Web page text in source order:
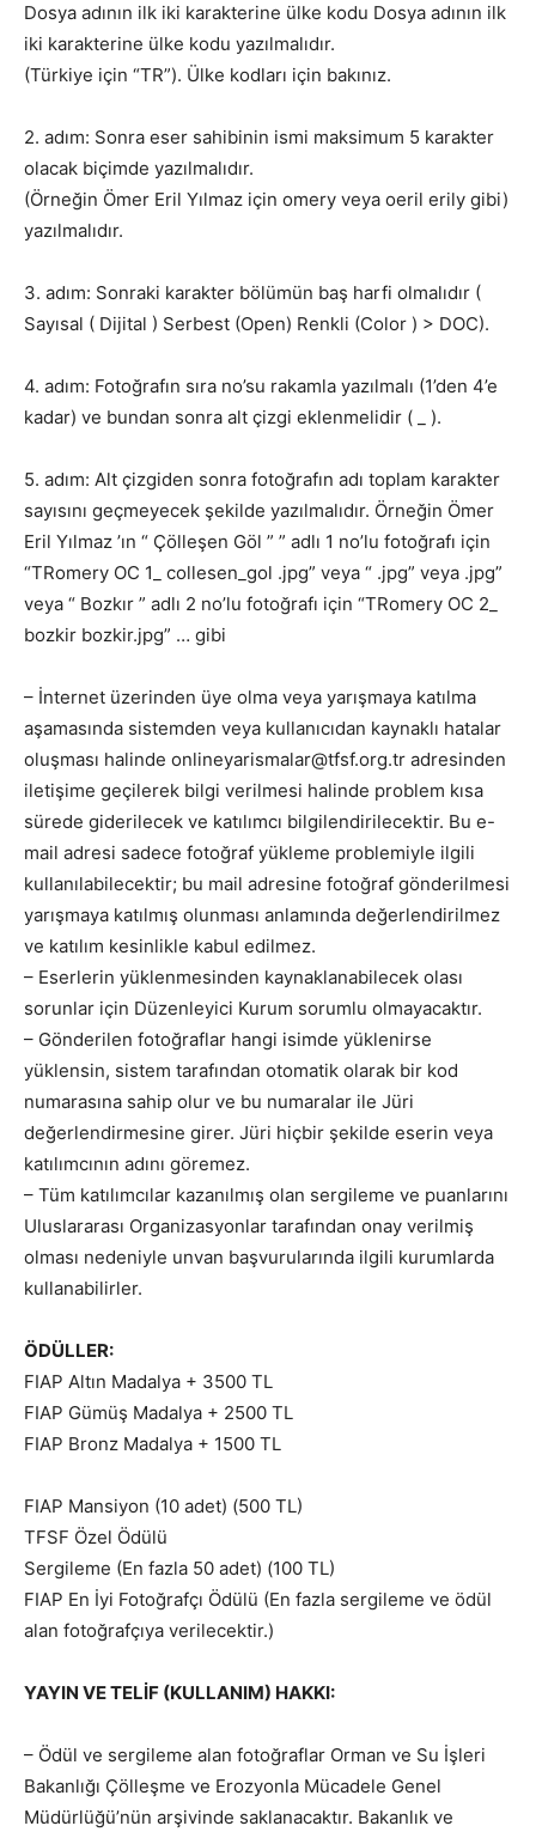
Dosya adının ilk iki karakterine ülke kodu Dosya adının ilk
iki karakterine ülke kodu yazılmalıdır.
(Türkiye için “TR”). Ülke kodları için bakınız.
2. adım: Sonra eser sahibinin ismi maksimum 5 karakter
olacak biçimde yazılmalıdır.
(Örneğin Ömer Eril Yılmaz için omery veya oeril erily gibi)
yazılmalıdır.
3. adım: Sonraki karakter bölümün baş harfi olmalıdır (
Sayısal ( Dijital ) Serbest (Open) Renkli (Color ) > DOC).
4. adım: Fotoğrafın sıra no’su rakamla yazılmalı (1’den 4’e
kadar) ve bundan sonra alt çizgi eklenmelidir ( _ ).
5. adım: Alt çizgiden sonra fotoğrafın adı toplam karakter
sayısını geçmeyecek şekilde yazılmalıdır. Örneğin Ömer
Eril Yılmaz ’ın “ Çölleşen Göl ” ” adlı 1 no’lu fotoğrafı için
“TRomery OC 1_ collesen_gol .jpg” veya “ .jpg” veya .jpg”
veya “ Bozkır ” adlı 2 no’lu fotoğrafı için “TRomery OC 2_
bozkir bozkir.jpg” … gibi
– İnternet üzerinden üye olma veya yarışmaya katılma
aşamasında sistemden veya kullanıcıdan kaynaklı hatalar
oluşması halinde onlineyarismalar@tfsf.org.tr adresinden
iletişime geçilerek bilgi verilmesi halinde problem kısa
sürede giderilecek ve katılımcı bilgilendirilecektir. Bu e-
mail adresi sadece fotoğraf yükleme problemiyle ilgili
kullanılabilecektir; bu mail adresine fotoğraf gönderilmesi
yarışmaya katılmış olunması anlamında değerlendirilmez
ve katılım kesinlikle kabul edilmez.
– Eserlerin yüklenmesinden kaynaklanabilecek olası
sorunlar için Düzenleyici Kurum sorumlu olmayacaktır.
– Gönderilen fotoğraflar hangi isimde yüklenirse
yüklensin, sistem tarafından otomatik olarak bir kod
numarasına sahip olur ve bu numaralar ile Jüri
değerlendirmesine girer. Jüri hiçbir şekilde eserin veya
katılımcının adını göremez.
– Tüm katılımcılar kazanılmış olan sergileme ve puanlarını
Uluslararası Organizasyonlar tarafından onay verilmiş
olması nedeniyle unvan başvurularında ilgili kurumlarda
kullanabilirler.
ÖDÜLLER:
FIAP Altın Madalya + 3500 TL
FIAP Gümüş Madalya + 2500 TL
FIAP Bronz Madalya + 1500 TL
FIAP Mansiyon (10 adet) (500 TL)
TFSF Özel Ödülü
Sergileme (En fazla 50 adet) (100 TL)
FIAP En İyi Fotoğrafçı Ödülü (En fazla sergileme ve ödül
alan fotoğrafçıya verilecektir.)
YAYIN VE TELİF (KULLANIM) HAKKI:
– Ödül ve sergileme alan fotoğraflar Orman ve Su İşleri
Bakanlığı Çölleşme ve Erozyonla Mücadele Genel
Müdürlüğü’nün arşivinde saklanacaktır. Bakanlık ve